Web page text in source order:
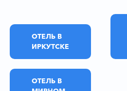
ОТЕЛЬ В
ИРКУТСКЕ
ОТЕЛЬ В